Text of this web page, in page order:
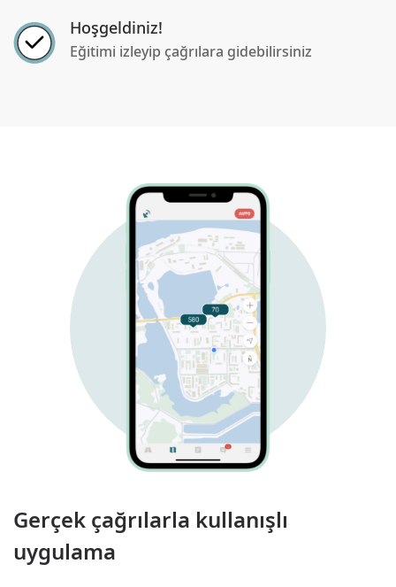
Hoşgeldiniz!
Eğitimi izleyip çağrılara gidebilirsiniz
Gerçek çağrılarla kullanışlı
uygulama